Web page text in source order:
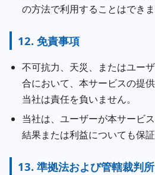
の方法で利用することはできま
12. 免責事項
不可抗力、天災、またはユー
合において、本サービスの提
当社は責任を負いません。
当社は、ユーザーが本サービ
結果または利益についても保証
13. 準拠法および管轄裁判所